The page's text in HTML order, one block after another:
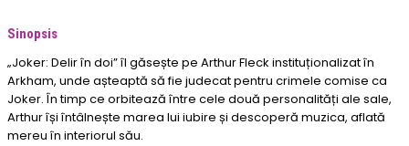
Sinopsis
„Joker: Delir în doi” îl găsește pe Arthur Fleck instituționalizat în
Arkham, unde așteaptă să fie judecat pentru crimele comise ca
Joker. În timp ce orbitează între cele două personalități ale sale,
Arthur își întâlnește marea lui iubire și descoperă muzica, aflată
mereu în interiorul său.